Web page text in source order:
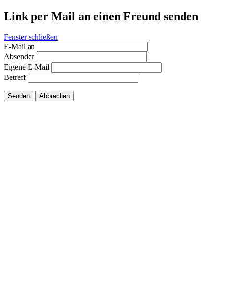
Link per Mail an einen Freund senden
Fenster schließen
E-Mail an
Absender
Eigene E-Mail
Betreff
Senden Abbrechen